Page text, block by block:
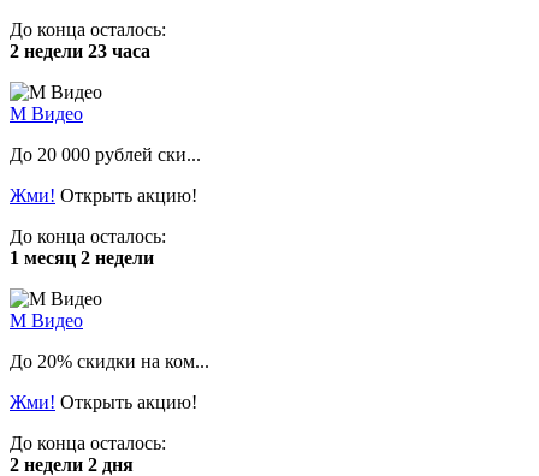
До конца осталось:
2 недели 23 часа
М Видео
До 20 000 рублей ски...
Жми! Открыть акцию!
До конца осталось:
1 месяц 2 недели
М Видео
До 20% скидки на ком...
Жми! Открыть акцию!
До конца осталось:
2 недели 2 дня